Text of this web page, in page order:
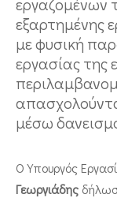
εξαρτημένης
με φυσική
εργασίας της
μέσω
Ο Υπουργός
Γεωργιάδης